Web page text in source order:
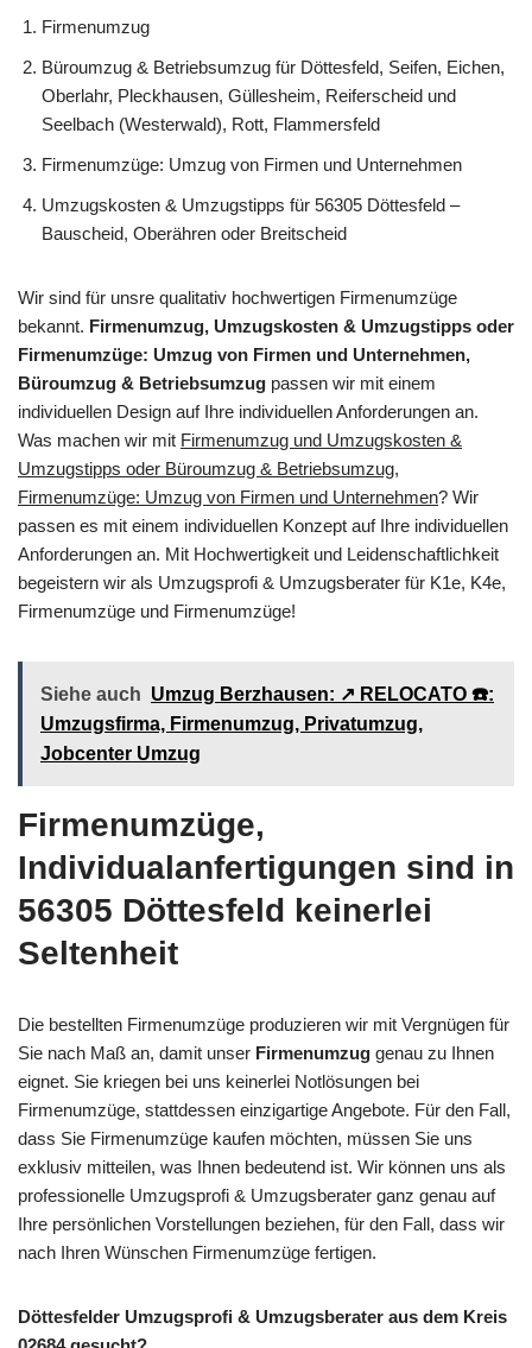
Firmenumzug
Büroumzug & Betriebsumzug für Döttesfeld, Seifen, Eichen,
Oberlahr, Pleckhausen, Güllesheim, Reiferscheid und
Seelbach (Westerwald), Rott, Flammersfeld
Firmenumzüge: Umzug von Firmen und Unternehmen
Umzugskosten & Umzugstipps für 56305 Döttesfeld –
Bauscheid, Oberähren oder Breitscheid
Wir sind für unsre qualitativ hochwertigen Firmenumzüge
bekannt. Firmenumzug, Umzugskosten & Umzugstipps oder
Firmenumzüge: Umzug von Firmen und Unternehmen,
Büroumzug & Betriebsumzug passen wir mit einem
individuellen Design auf Ihre individuellen Anforderungen an.
Was machen wir mit Firmenumzug und Umzugskosten &
Umzugstipps oder Büroumzug & Betriebsumzug,
Firmenumzüge: Umzug von Firmen und Unternehmen? Wir
passen es mit einem individuellen Konzept auf Ihre individuellen
Anforderungen an. Mit Hochwertigkeit und Leidenschaftlichkeit
begeistern wir als Umzugsprofi & Umzugsberater für K1e, K4e,
Firmenumzüge und Firmenumzüge!
Siehe auch Umzug Berzhausen: ↗️ RELOCATO ☎️:
Umzugsfirma, Firmenumzug, Privatumzug,
Jobcenter Umzug
Firmenumzüge,
Individualanfertigungen sind in
56305 Döttesfeld keinerlei
Seltenheit
Die bestellten Firmenumzüge produzieren wir mit Vergnügen für
Sie nach Maß an, damit unser Firmenumzug genau zu Ihnen
eignet. Sie kriegen bei uns keinerlei Notlösungen bei
Firmenumzüge, stattdessen einzigartige Angebote. Für den Fall,
dass Sie Firmenumzüge kaufen möchten, müssen Sie uns
exklusiv mitteilen, was Ihnen bedeutend ist. Wir können uns als
professionelle Umzugsprofi & Umzugsberater ganz genau auf
Ihre persönlichen Vorstellungen beziehen, für den Fall, dass wir
nach Ihren Wünschen Firmenumzüge fertigen.
Döttesfelder Umzugsprofi & Umzugsberater aus dem Kreis